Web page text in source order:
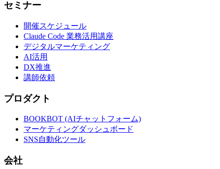
セミナー
開催スケジュール
Claude Code 業務活用講座
デジタルマーケティング
AI活用
DX推進
講師依頼
プロダクト
BOOKBOT (AIチャットフォーム)
マーケティングダッシュボード
SNS自動化ツール
会社